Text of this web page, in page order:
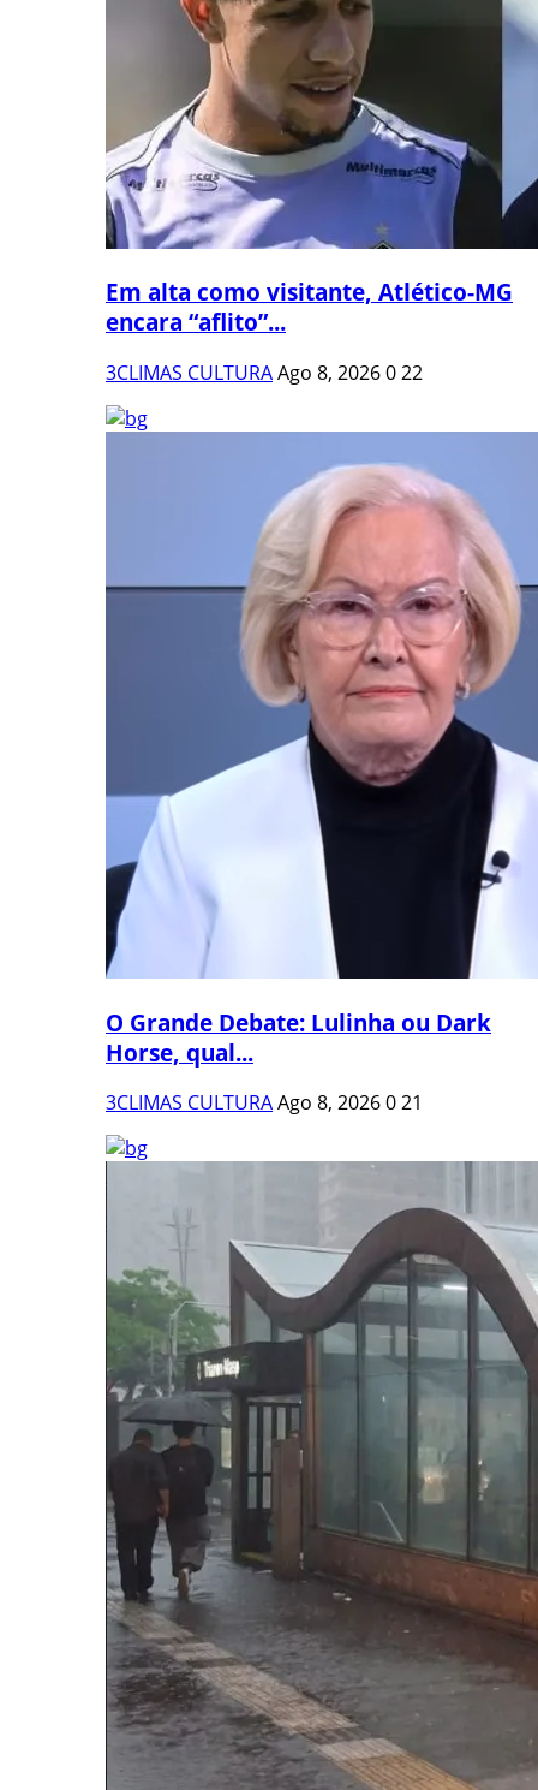
Em alta como visitante, Atlético-MG
encara “aflito”...
3CLIMAS CULTURAAgo 8, 2026022
O Grande Debate: Lulinha ou Dark
Horse, qual...
3CLIMAS CULTURAAgo 8, 2026021